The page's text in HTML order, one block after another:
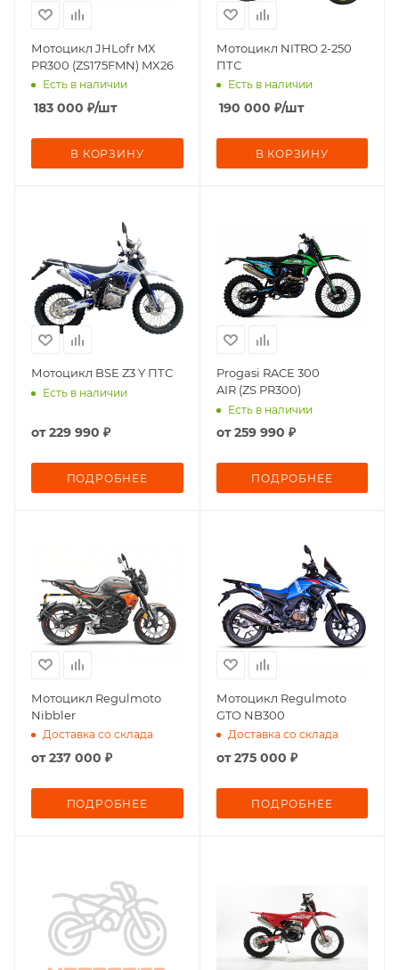
Мотоцикл JHLofr MX
PR300 (ZS175FMN) MX26
Есть в наличии
183 000 ₽/шт
В КОРЗИНУ
Мотоцикл NITRO 2-250
ПТС
Есть в наличии
190 000 ₽/шт
В КОРЗИНУ
Мотоцикл BSE Z3 Y ПТС
Есть в наличии
от229 990 ₽
ПОДРОБНЕЕ
Progasi RACE 300
AIR (ZS PR300)
Есть в наличии
от259 990 ₽
ПОДРОБНЕЕ
Мотоцикл Regulmoto
Nibbler
Доставка со склада
от237 000 ₽
ПОДРОБНЕЕ
Мотоцикл Regulmoto
GTO NB300
Доставка со склада
от275 000 ₽
ПОДРОБНЕЕ